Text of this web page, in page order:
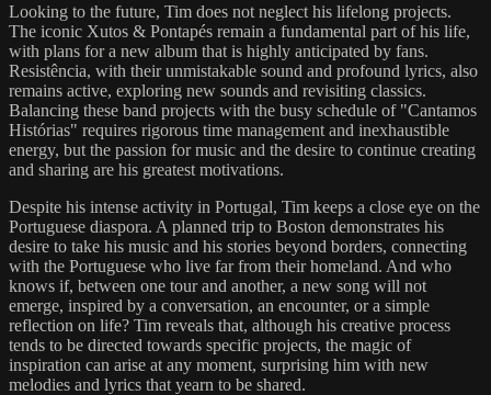
Looking to the future, Tim does not neglect his lifelong projects.
The iconic Xutos & Pontapés remain a fundamental part of his life,
with plans for a new album that is highly anticipated by fans.
Resistência, with their unmistakable sound and profound lyrics, also
remains active, exploring new sounds and revisiting classics.
Balancing these band projects with the busy schedule of "Cantamos
Histórias" requires rigorous time management and inexhaustible
energy, but the passion for music and the desire to continue creating
and sharing are his greatest motivations.
Despite his intense activity in Portugal, Tim keeps a close eye on the
Portuguese diaspora. A planned trip to Boston demonstrates his
desire to take his music and his stories beyond borders, connecting
with the Portuguese who live far from their homeland. And who
knows if, between one tour and another, a new song will not
emerge, inspired by a conversation, an encounter, or a simple
reflection on life? Tim reveals that, although his creative process
tends to be directed towards specific projects, the magic of
inspiration can arise at any moment, surprising him with new
melodies and lyrics that yearn to be shared.